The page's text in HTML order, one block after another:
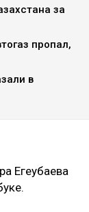
за
пропал,
в
Егеубаева